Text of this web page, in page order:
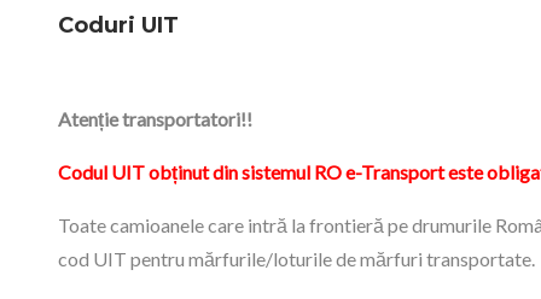
Coduri UIT
Atenție transportatori!!
Codul UIT obținut din sistemul RO e-Transport este
Toate camioanele care intră la frontieră pe drumurile
cod UIT pentru mărfurile/loturile de mărfuri transportate.